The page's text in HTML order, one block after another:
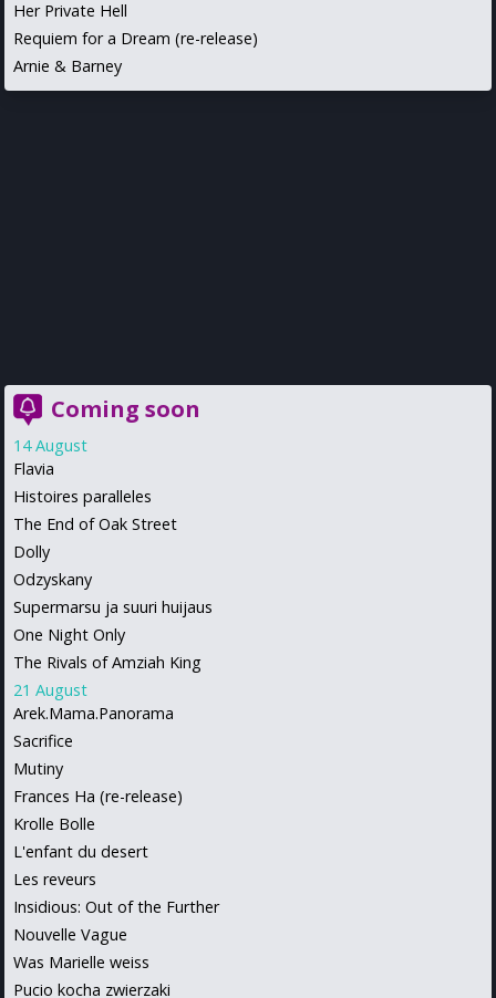
Her Private Hell
Requiem for a Dream (re-release)
Arnie & Barney
Coming soon
14 August
Flavia
Histoires paralleles
The End of Oak Street
Dolly
Odzyskany
Supermarsu ja suuri huijaus
One Night Only
The Rivals of Amziah King
21 August
Arek.Mama.Panorama
Sacrifice
Mutiny
Frances Ha (re-release)
Krolle Bolle
L'enfant du desert
Les reveurs
Insidious: Out of the Further
Nouvelle Vague
Was Marielle weiss
Pucio kocha zwierzaki